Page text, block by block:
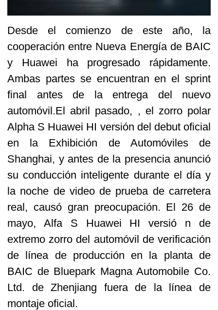
Desde el comienzo de este año, la
cooperación entre Nueva Energía de BAIC
y Huawei ha progresado rápidamente.
Ambas partes se encuentran en el sprint
final antes de la entrega del nuevo
automóvil.El abril pasado, , el zorro polar
Alpha S Huawei HI versión del debut oficial
en la Exhibición de Automóviles de
Shanghai, y antes de la presencia anunció
su conducción inteligente durante el día y
la noche de video de prueba de carretera
real, causó gran preocupación. El 26 de
mayo, Alfa S Huawei HI versió n de
extremo zorro del automóvil de verificación
de línea de producción en la planta de
BAIC de Bluepark Magna Automobile Co.
Ltd. de Zhenjiang fuera de la línea de
montaje oficial.